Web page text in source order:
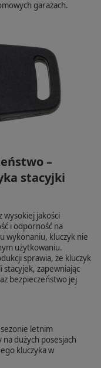
garażach.
–
stacyjki
wysokiej jakości
i odporność na
wykonaniu, kluczyk nie
użytkowaniu.
sprawia, że kluczyk
zapewniając
bezpieczeństwo jej
letnim
dużych posesjach
kluczyka w